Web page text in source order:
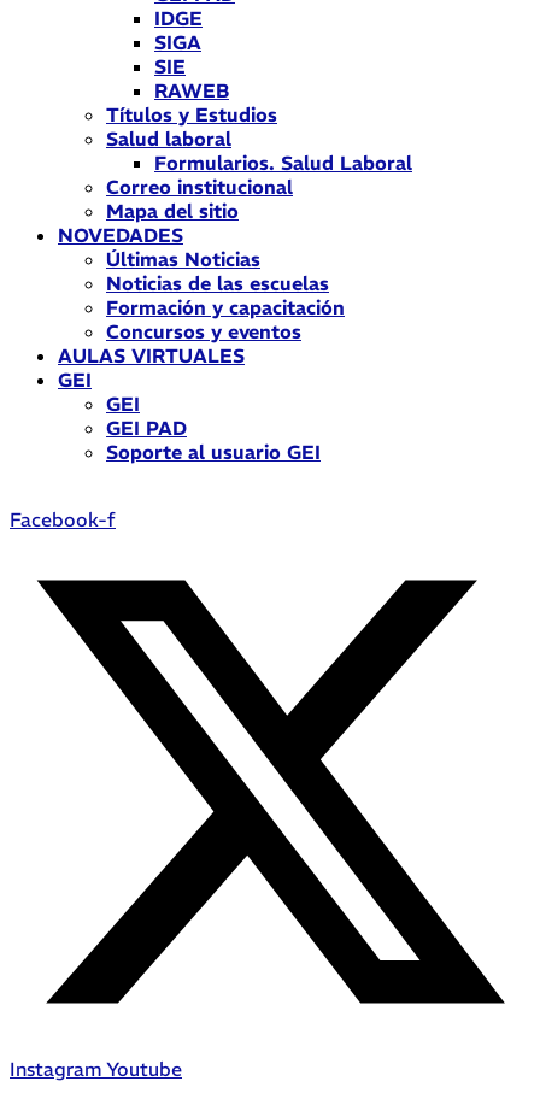
IDGE
SIGA
SIE
RAWEB
Títulos y Estudios
Salud laboral
Formularios. Salud Laboral
Correo institucional
Mapa del sitio
NOVEDADES
Últimas Noticias
Noticias de las escuelas
Formación y capacitación
Concursos y eventos
AULAS VIRTUALES
GEI
GEI
GEI PAD
Soporte al usuario GEI
Facebook-f
Instagram Youtube